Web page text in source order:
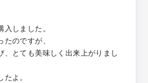
しました。
のですが、
、とても美味しく出来上がりまし
よ。